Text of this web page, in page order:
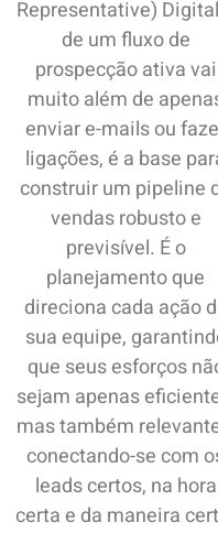
Representative)
de um fluxo de
prospecção ativa vai
muito além de
enviar e-mails ou
ligações, é a base
construir um pipeline
vendas robusto e
previsível. É o
planejamento que
direciona cada ação
sua equipe,
que seus esforços
sejam apenas
mas também
conectando-se com
leads certos, na hora
certa e da maneira